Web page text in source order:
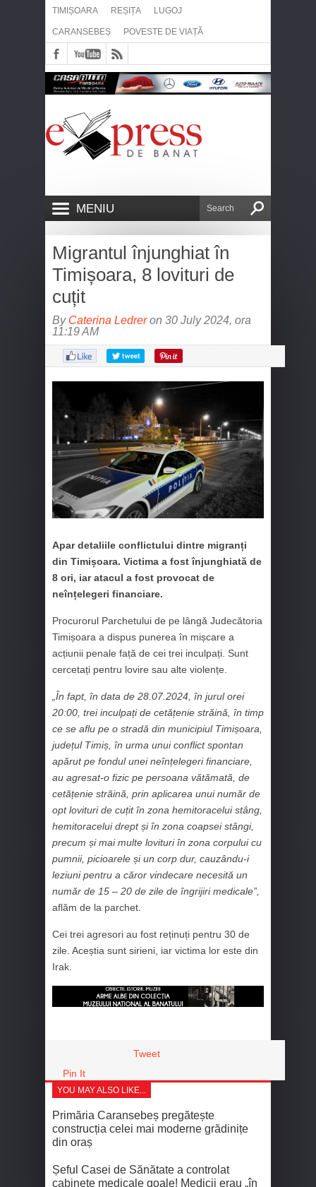
TIMIȘOARA REȘIȚA LUGOJ
CARANSEBEȘ POVESTE DE VIAȚĂ
MENIU
Migrantul înjunghiat în
Timișoara, 8 lovituri de
cuțit
By Caterina Ledreron 30 July 2024, ora
11:19 AM
Apar detaliile conflictului dintre migranți
din Timișoara. Victima a fost înjunghiată de
8 ori, iar atacul a fost provocat de
neînțelegeri financiare.
Procurorul Parchetului de pe lângă Judecătoria
Timișoara a dispus punerea în mișcare a
acțiunii penale față de cei trei inculpați. Sunt
cercetați pentru lovire sau alte violențe.
„În fapt, în data de 28.07.2024, în jurul orei
20:00, trei inculpați de cetățenie străină, în timp
ce se aflu pe o stradă din municipiul Timișoara,
județul Timiș, în urma unui conflict spontan
apărut pe fondul unei neînțelegeri financiare,
au agresat-o fizic pe persoana vătămată, de
cetățenie străină, prin aplicarea unui număr de
opt lovituri de cuțit în zona hemitoracelui stâng,
hemitoracelui drept și în zona coapsei stângi,
precum și mai multe lovituri în zona corpului cu
pumnii, picioarele și un corp dur, cauzându-i
leziuni pentru a căror vindecare necesită un
număr de 15 – 20 de zile de îngrijiri medicale”,
aflăm de la parchet.
Cei trei agresori au fost reținuți pentru 30 de
zile. Aceștia sunt sirieni, iar victima lor este din
Irak.
Tweet
Pin It
YOU MAY ALSO LIKE...
Primăria Caransebeș pregătește
construcția celei mai moderne grădinițe
din oraș
Șeful Casei de Sănătate a controlat
cabinete medicale goale! Medicii erau „în